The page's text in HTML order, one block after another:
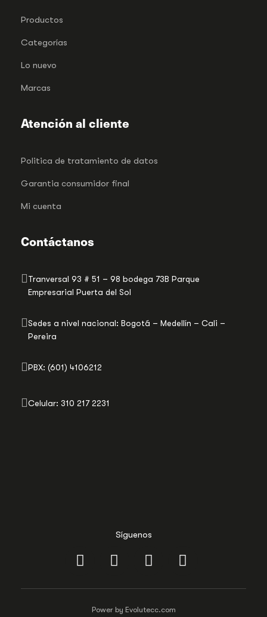
Síguenos
Productos
Categorías
Lo nuevo
Marcas
Atención al cliente
Politica de tratamiento de datos
Garantia consumidor final
Mi cuenta
Contáctanos
Tranversal 93 # 51 – 98 bodega 73B Parque
Empresarial Puerta del Sol
Sedes a nivel nacional: Bogotá – Medellín – Cali –
Pereira
PBX: (601) 4106212
Celular: 310 217 2231
Power by Evolutecc.com